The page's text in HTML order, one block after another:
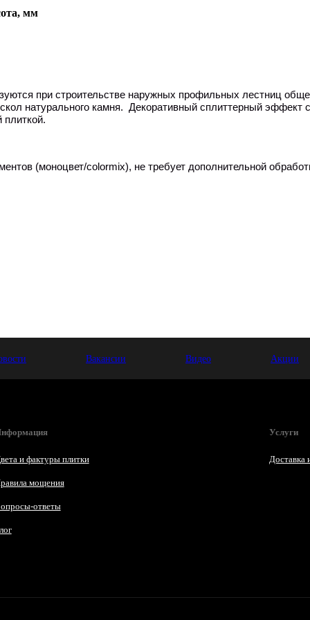
мм
при строительстве наружных профильных лестниц
натурального камня. Декоративный сплиттерный эффект
плиткой.
(моноцвет/colormix), не требует дополнительной
Вакансии Видео Акции
и фактуры плитки
мощения
ответы
Услуги
Доставка